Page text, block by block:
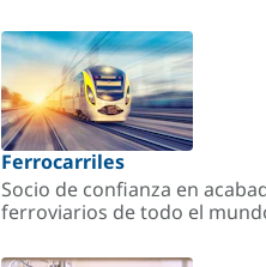
Ferrocarriles
Socio de confianza en
ferroviarios de todo el